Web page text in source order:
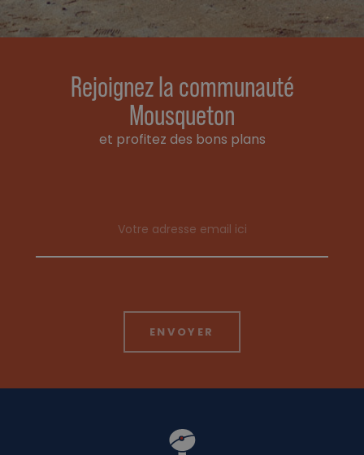
Rejoignez la communauté
Mousqueton
et profitez des bons plans